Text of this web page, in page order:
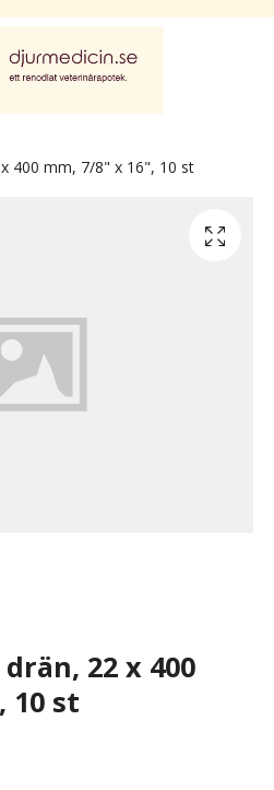
400 mm, 7/8" x 16", 10 st
22 x 400
10 st